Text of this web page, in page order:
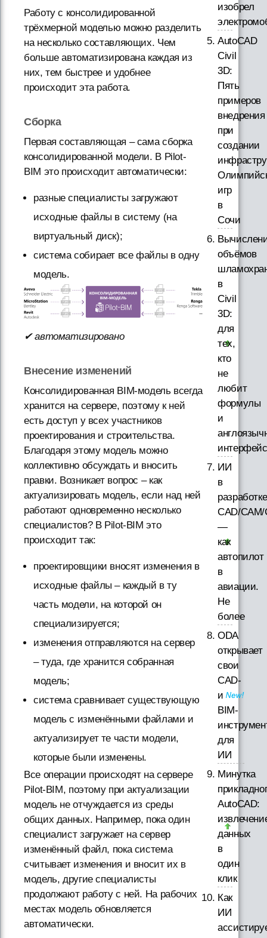
Работу с консолидированной
трёхмерной моделью можно разделить
на несколько составляющих. Чем
больше автоматизирована каждая из
них, тем быстрее и удобнее
происходит эта работа.
Сборка
Первая составляющая – сама сборка
консолидированной модели. В Pilot-
BIM это происходит автоматически:
разные специалисты загружают
исходные файлы в систему (на
виртуальный диск);
система собирает все файлы в одну
модель.
✔ автоматизировано
Внесение изменений
Консолидированная BIM-модель всегда
хранится на сервере, поэтому к ней
есть доступ у всех участников
проектирования и строительства.
Благодаря этому модель можно
коллективно обсуждать и вносить
правки. Возникает вопрос – как
актуализировать модель, если над ней
работают одновременно несколько
специалистов? В Pilot-BIM это
происходит так:
проектировщики вносят изменения в
исходные файлы – каждый в ту
часть модели, на которой он
специализируется;
изменения отправляются на сервер
– туда, где хранится собранная
модель;
система сравнивает существующую
модель с изменёнными файлами и
актуализирует те части модели,
которые были изменены.
Все операции происходят на сервере
Pilot-BIM, поэтому при актуализации
модель не отчуждается из среды
общих данных. Например, пока один
специалист загружает на сервер
изменённый файл, пока система
считывает изменения и вносит их в
модель, другие специалисты
продолжают работу с ней. На рабочих
местах модель обновляется
автоматически.
изобрел
AutoCAD
Civil
3D:
Пять
примеров
внедрения
при
создании
игр
в
Сочи
объёмов
в
Civil
3D:
для
тех,
кто
не
любит
формулы
и
ИИ
в
разработке
CAD/
—
как
автопилот
в
авиации.
Не
более
ODA
открывает
свои
CAD-
и
BIM-
для
ИИ
Минутка
AutoCAD:
данных
в
один
клик
Как
ИИ